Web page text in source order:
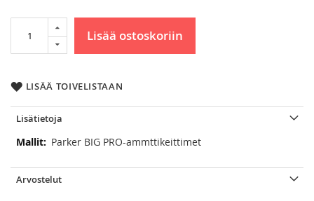
Lisää ostoskoriin
LISÄÄ TOIVELISTAAN
Lisätietoja
LisätietojaParker BIG PRO-ammttikeittimet
Arvostelut